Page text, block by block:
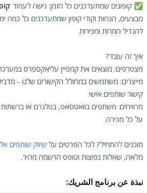
✅ קופונים שמתעדכנים כל הזמן: גישה לעמוד
מבצעים, הנחות וקודי קופון שמתעדכנים כל כמה
להגדיל המרות ומכירות.
איך זה עובד?
מצטרפים: מוצאים את קמפיין עליאקספרס במערכת
מייצרים: משתמשים במחולל הקישורים שלנו -
קישור שותפים אישי.
מרוויחים: משתפים בוואטסאפ, בטלגרם או
על כל מכירה.
מוכנים להתחיל? לכל הפרטים עלשיווק שותפים
מלאה, שאלות נפוצות וטופס הרשמה מהיר.
نبذة عن برنامج الشريك: